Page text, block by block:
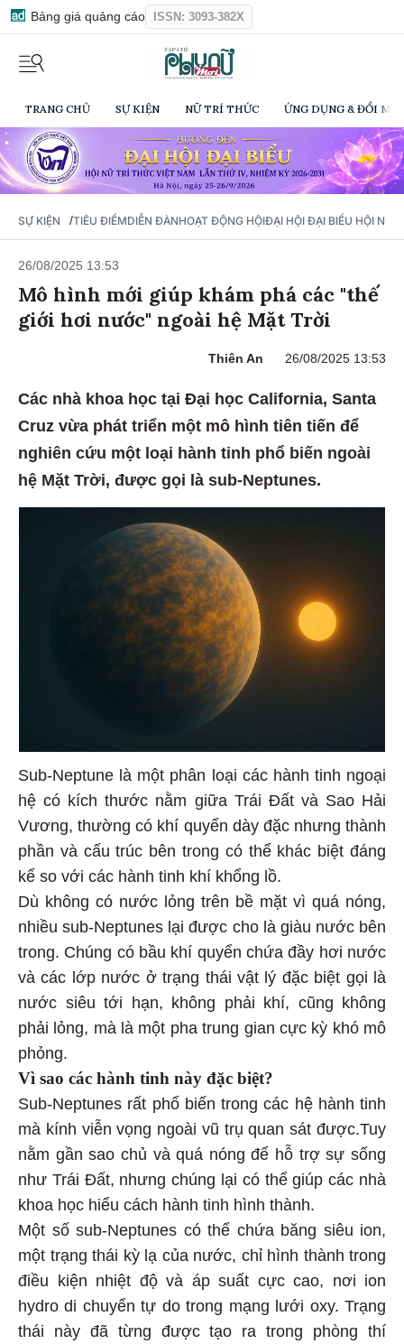
Bảng giá quảng cáo ISSN: 3093-382X
TRANG CHỦ SỰ KIỆN NỮ TRÍ THỨC ỨNG DỤNG & ĐỔI
SỰ KIỆN /TIÊU ĐIỂMDIỄN ĐÀNHOẠT ĐỘNG HỘIĐẠI HỘI ĐẠI BIỂU HỘI NỮ
26/08/2025 13:53
Mô hình mới giúp khám phá các "thế
giới hơi nước" ngoài hệ Mặt Trời
Thiên An 26/08/2025 13:53
Các nhà khoa học tại Đại học California, Santa
Cruz vừa phát triển một mô hình tiên tiến để
nghiên cứu một loại hành tinh phổ biến ngoài
hệ Mặt Trời, được gọi là sub-Neptunes.
Sub-Neptune là một phân loại các hành tinh ngoại
hệ có kích thước nằm giữa Trái Đất và Sao Hải
Vương, thường có khí quyển dày đặc nhưng thành
phần và cấu trúc bên trong có thể khác biệt đáng
kể so với các hành tinh khí khổng lồ.
Dù không có nước lỏng trên bề mặt vì quá nóng,
nhiều sub-Neptunes lại được cho là giàu nước bên
trong. Chúng có bầu khí quyển chứa đầy hơi nước
và các lớp nước ở trạng thái vật lý đặc biệt gọi là
nước siêu tới hạn, không phải khí, cũng không
phải lỏng, mà là một pha trung gian cực kỳ khó mô
phỏng.
Vì sao các hành tinh này đặc biệt?
Sub-Neptunes rất phổ biến trong các hệ hành tinh
mà kính viễn vọng ngoài vũ trụ quan sát được.Tuy
nằm gần sao chủ và quá nóng để hỗ trợ sự sống
như Trái Đất, nhưng chúng lại có thể giúp các nhà
khoa học hiểu cách hành tinh hình thành.
Một số sub-Neptunes có thể chứa băng siêu ion,
một trạng thái kỳ lạ của nước, chỉ hình thành trong
điều kiện nhiệt độ và áp suất cực cao, nơi ion
hydro di chuyển tự do trong mạng lưới oxy. Trạng
thái này đã từng được tạo ra trong phòng thí